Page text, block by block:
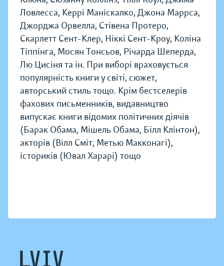
Ловлесса, Керрі Маніскалко, Джона Маррса,
Джорджа Орвелла, Стівена Протеро,
Скарлетт Сент-Клер, Ніккі Сент-Кроу, Коліна
Тіппінга, Мосян Тонсьов, Річарда Шеперда,
Лю Цисіня та ін. При виборі враховується
популярність книги у світі, сюжет,
авторський стиль тощо. Крім бестселерів
фахових письменників, видавництво
випускає книги відомих політичних діячів
(Барак Обама, Мішель Обама, Білл Клінтон),
акторів (Вілл Сміт, Метью Макконагі),
істориків (Ювал Харарі) тощо